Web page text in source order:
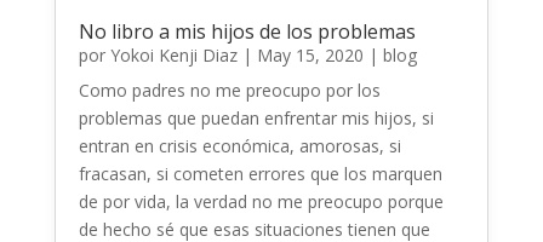
No libro a mis hijos de los problemas
por Yokoi Kenji Diaz| May 15, 2020 | blog
Como padres no me preocupo por los
problemas que puedan enfrentar mis hijos, si
entran en crisis económica, amorosas, si
fracasan, si cometen errores que los marquen
de por vida, la verdad no me preocupo porque
de hecho sé que esas situaciones tienen que